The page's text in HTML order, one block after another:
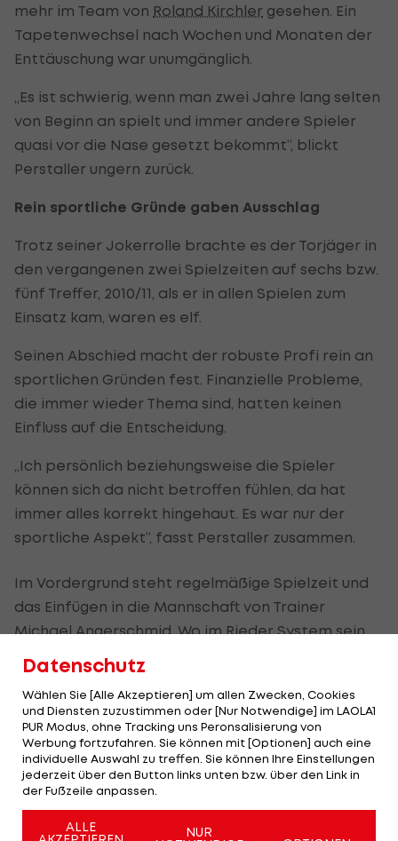
mehr im Team von Roland Kirchler gesehen. Ein
Tapetenwechsel nach Wochen und Monaten der
Enttäuschung war unumgänglich.
„Es ist schwierig, wenn man zwei Jahre lang selten
von Beginn an spielt und immer andere Spieler
quasi vor die Nase gesetzt bekommt“, blickt
Perstaller ungern zurück.
Rein sportliche Gründe gaben Ausschlag
Trotz seiner Jokerrolle brachte es der Torjäger in
den vergangenen zwei Spielzeiten auf sechs bzw.
fünf Treffer, 2010/11, als er in allen Spielen zum
Einsatz kam, waren es elf.
Seinen Abschied macht der robuste Profi rein an
sportlichen Gründen fest. Finanzielle Probleme,
die immer wieder Thema sind, hatten keinen
Einfluss auf die Entscheidung.
„Ich persönlich beziehungsweise die Spieler
können sich da nicht betroffen fühlen, da hat
immer alles korrekt hingehaut. Es war nur der
sportliche Aspekt“, fasst Perstaller zusammen.
Im Vordergrund steht regelmäßige Spielzeit und
das Einfügen in die Mannschaft von Trainer
Michael Angerschmid. Wo im Rieder System sein
Platz ist, wird sich erst weisen.
„Das werden wir jetzt in der Vorbereitung sehen.
Wir werden schauen, wie genau ich in ihr System
hineinpasse und dann wird man die optimale
Lösung finden.“
„Das ist hier sehr gut möglich“
Datenschutz
Wählen Sie [Alle Akzeptieren] um allen Zwecken, Cookies
und Diensten zuzustimmen oder [Nur Notwendige] im LAOLA1
PUR Modus, ohne Tracking uns Peronsalisierung von
Werbung fortzufahren. Sie können mit [Optionen] auch eine
individuelle Auswahl zu treffen. Sie können Ihre Einstellungen
jederzeit über den Button links unten bzw. über den Link in
der Fußzeile anpassen.
ALLE
NUR